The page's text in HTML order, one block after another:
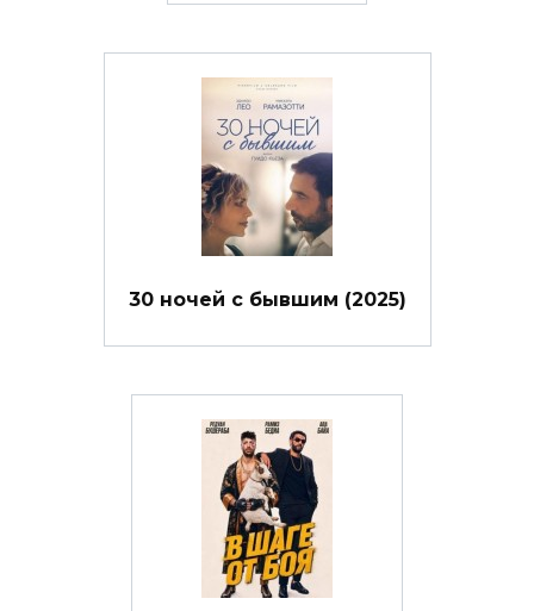
30 ночей с бывшим (2025)